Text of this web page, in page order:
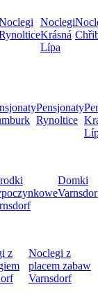
Noclegi
Krásná
Lípa
Pensjonaty
Rynoltice
Domki
z
Noclegi z
placem zabaw
Varnsdorf